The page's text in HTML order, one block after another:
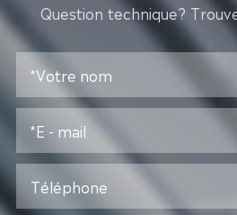
Question technique?